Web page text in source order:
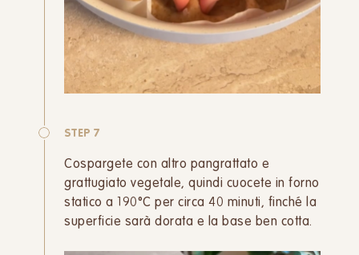
STEP 7
Cospargete con altro pangrattato e
grattugiato vegetale, quindi cuocete in forno
statico a 190°C per circa 40 minuti, finché la
superficie sarà dorata e la base ben cotta.